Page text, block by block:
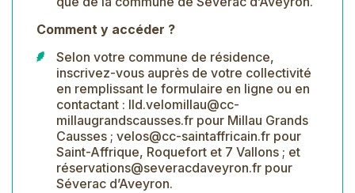
Comment y accéder ?
Selon votre commune de résidence,
inscrivez-vous auprès de votre collectivité
en remplissant le formulaire en ligne ou en
contactant : lld.velomillau@cc-
millaugrandscausses.fr pour Millau Grands
Causses ; velos@cc-saintaffricain.fr pour
Saint-Affrique, Roquefort et 7 Vallons ; et
réservations@severacdaveyron.fr pour
Séverac d’Aveyron.